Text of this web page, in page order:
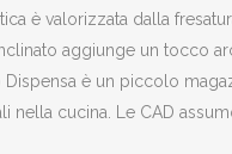
è valorizzata dalla
aggiunge un tocco
Dispensa è un piccolo
nella cucina. Le CAD